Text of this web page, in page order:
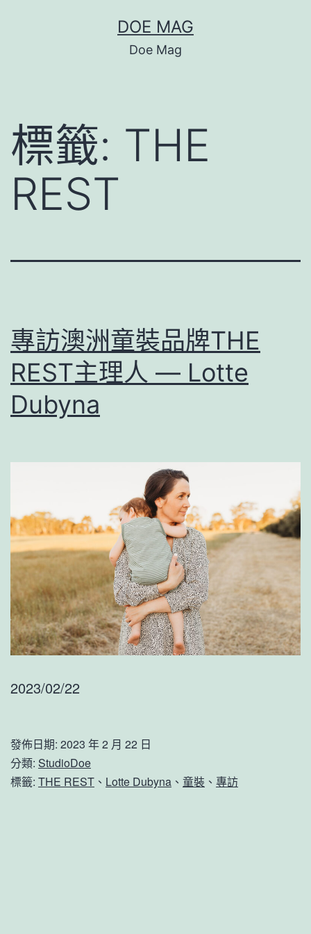
容
DOE MAG
Doe Mag
標籤: THE
REST
專訪澳洲童裝品牌THE
REST主理人 — Lotte
Dubyna
2023/02/22
發佈日期: 2023 年 2 月 22 日
分類: StudioDoe
標籤: THE REST 、 Lotte Dubyna 、 童裝 、 專訪